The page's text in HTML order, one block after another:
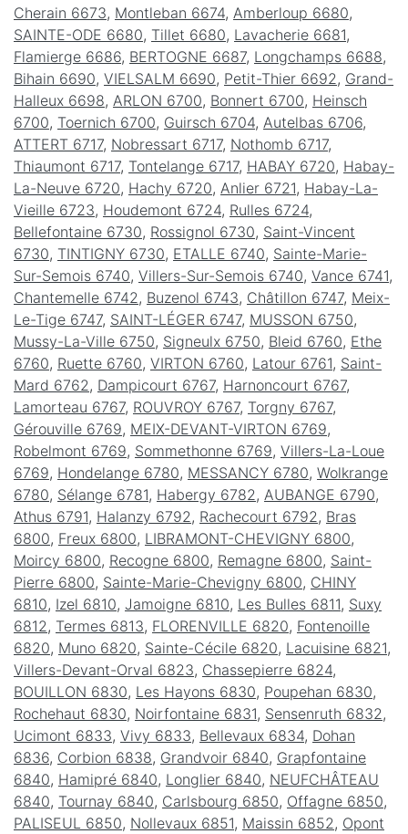
Cherain 6673, Montleban 6674, Amberloup 6680,
SAINTE-ODE 6680, Tillet 6680, Lavacherie 6681,
Flamierge 6686, BERTOGNE 6687, Longchamps 6688,
Bihain 6690, VIELSALM 6690, Petit-Thier 6692 , Grand-
Halleux 6698, ARLON 6700, Bonnert 6700, Heinsch
6700, Toernich 6700, Guirsch 6704, Autelbas 6706,
ATTERT 6717, Nobressart 6717, Nothomb 6717,
Thiaumont 6717, Tontelange 6717, HABAY 6720, Habay-
La-Neuve 6720, Hachy 6720, Anlier 6721, Habay-La-
Vieille 6723, Houdemont 6724, Rulles 6724,
Bellefontaine 6730, Rossignol 6730, Saint-Vincent
6730, TINTIGNY 6730, ETALLE 6740, Sainte-Marie-
Sur-Semois 6740, Villers-Sur-Semois 6740, Vance 6741,
Chantemelle 6742 , Buzenol 6743, Châtillon 6747, Meix-
Le-Tige 6747, SAINT-LÉGER 6747, MUSSON 6750,
Mussy-La-Ville 6750, Signeulx 6750, Bleid 6760, Ethe
6760, Ruette 6760, VIRTON 6760, Latour 6761, Saint-
Mard 6762 , Dampicourt 6767, Harnoncourt 6767,
Lamorteau 6767, ROUVROY 6767, Torgny 6767,
Gérouville 6769, MEIX-DEVANT-VIRTON 6769,
Robelmont 6769, Sommethonne 6769, Villers-La-Loue
6769, Hondelange 6780, MESSANCY 6780, Wolkrange
6780, Sélange 6781, Habergy 6782 , AUBANGE 6790,
Athus 6791, Halanzy 6792 , Rachecourt 6792 , Bras
6800, Freux 6800, LIBRAMONT-CHEVIGNY 6800,
Moircy 6800, Recogne 6800, Remagne 6800, Saint-
Pierre 6800, Sainte-Marie-Chevigny 6800, CHINY
6810, Izel 6810, Jamoigne 6810, Les Bulles 6811, Suxy
6812 , Termes 6813, FLORENVILLE 6820, Fontenoille
6820, Muno 6820, Sainte-Cécile 6820, Lacuisine 6821,
Villers-Devant-Orval 6823, Chassepierre 6824,
BOUILLON 6830, Les Hayons 6830, Poupehan 6830,
Rochehaut 6830, Noirfontaine 6831, Sensenruth 6832 ,
Ucimont 6833, Vivy 6833, Bellevaux 6834, Dohan
6836, Corbion 6838, Grandvoir 6840, Grapfontaine
6840, Hamipré 6840, Longlier 6840, NEUFCHÂTEAU
6840, Tournay 6840, Carlsbourg 6850, Offagne 6850,
PALISEUL 6850, Nollevaux 6851, Maissin 6852 , Opont